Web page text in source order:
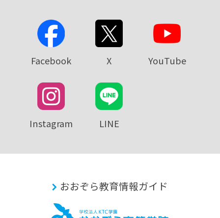
Facebook X YouTube
Instagram LINE
おおぞら教育情報ガイド